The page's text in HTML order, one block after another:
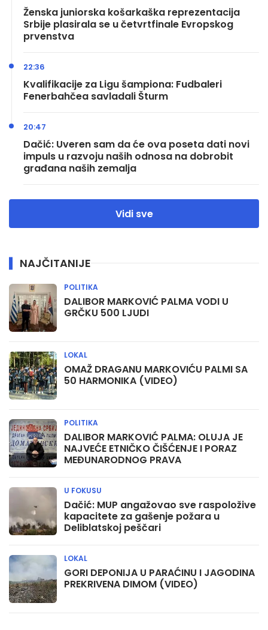
Ženska juniorska košarkaška reprezentacija
Srbije plasirala se u četvrtfinale Evropskog
prvenstva
Kvalifikacije za Ligu šampiona: Fudbaleri
Fenerbahčea savladali Šturm
22:36
Dačić: Uveren sam da će ova poseta dati novi
impuls u razvoju naših odnosa na dobrobit
građana naših zemalja
20:47
Vidi sve
NAJČITANIJE
DALIBOR MARKOVIĆ PALMA VODI U
GRČKU 500 LJUDI
POLITIKA
OMAŽ DRAGANU MARKOVIĆU PALMI SA
50 HARMONIKA (VIDEO)
LOKAL
DALIBOR MARKOVIĆ PALMA: OLUJA JE
NAJVEĆE ETNIČKO ČIŠĆENJE I PORAZ
MEĐUNARODNOG PRAVA
POLITIKA
Dačić: MUP angažovao sve raspoložive
kapacitete za gašenje požara u
Deliblatskoj peščari
U FOKUSU
GORI DEPONIJA U PARAĆINU I JAGODINA
PREKRIVENA DIMOM (VIDEO)
LOKAL